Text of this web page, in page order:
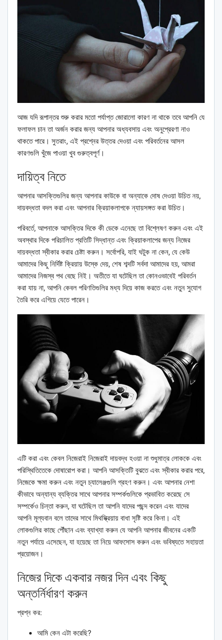
আজ যদি রূপান্তর শুরু করার মতো পর্যাপ্ত জোরালো কারণ না থাকে তবে আপনি যে
ফলাফল চান তা অর্জন করার জন্য আপনার অধ্যবসায় এবং অনুপ্রেরণা নাও
থাকতে পারে। সুতরাং, এই প্রশ্নের উত্তর দেওয়া এবং পরিবর্তনের আসল
কারণগুলি খুঁজে পাওয়া খুব গুরুত্বপূর্ণ।
দায়িত্ব নিতে
আপনার আসক্তিগুলির জন্য আপনার কাউকে বা অন্যাকে দোষ দেওয়া উচিত নয়,
দায়বদ্ধতা বদল করা এবং আপনার ক্রিয়াকলাপকে ন্যায়সঙ্গত করা উচিত।
পরিবর্তে, আপনাকে আসক্তির দিকে কী ডেকে এনেছে তা বিশ্লেষণ করুন এবং এই
অবস্থার দিকে পরিচালিত প্রতিটি সিদ্ধান্ত এবং ক্রিয়াকলাপের জন্য নিজের
দায়বদ্ধতা স্বীকার করার চেষ্টা করুন। সর্বোপরি, যাই ঘটুক না কেন, যে কেউ
আমাদের কিছু নির্দিষ্ট ক্রিয়ায় উস্কে দেয়, শেষ শব্দটি সর্বদা আমাদের হয়, আমরা
আমাদের নিজস্ব পথ বেছে নিই। অতীতে যা ঘটেছিল তা কোনওভাবেই পরিবর্তন
করা যায় না, আপনি কেবল পরিণতিগুলির মধ্য দিয়ে কাজ করতে এবং নতুন সুযোগ
তৈরি করে এগিয়ে যেতে পারেন।
এটি করা এবং কেবল নিজেরাই নিজেরাই দায়বদ্ধ হওয়া না শুধুমাত্র লোককে এবং
পরিস্থিতিতেকে দোষারোপ করা। আপনি আসক্তিটি বুঝতে এবং স্বীকার করার পরে,
নিজেকে ক্ষমা করুন এবং নতুন চ্যালেঞ্জগুলি গ্রহণ করুন। এবং আপনার নেশা
কীভাবে অন্যান্য ব্যক্তির সাথে আপনার সম্পর্কগুলিকে প্রভাবিত করেছে সে
সম্পর্কেও চিন্তা করুন, যা ঘটেছিল তা আপনি যাদের পছন্দ করেন এবং যাদের
আপনি মূল্যবান বলে তাদের সাথে মিথস্ক্রিয়ায় বাধা সৃষ্টি করে কিনা। এই
লোকগুলির কাছে পৌঁছান এবং ব্যাখ্যা করুন যে আপনি আপনার জীবনের একটি
নতুন পর্যায়ে এসেছেন, যা হয়েছে তা নিয়ে আফসোস করুন এবং ভবিষ্যতে সহায়তা
প্রয়োজন।
নিজের দিকে একবার নজর দিন এবং কিছু
অন্তর্নির্ধারণ করুন
প্রশ্ন কর:
আমি কেন এটা করেছি?